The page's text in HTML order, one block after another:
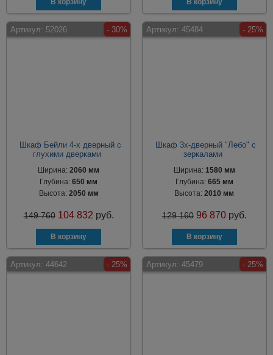
Артикул: 52026 - 30%
Шкаф Бейли 4-х дверный с
глухими дверками
Ширина:2060 мм
Глубина:650 мм
Высота: 2050 мм
149 760 104 832 руб.
Артикул: 45484 - 25%
Шкаф 3х-дверный "Лебо" с
зеркалами
Ширина: 1580 мм
Глубина: 665 мм
Высота:2010 мм
129 160 96 870 руб.
Артикул: 44642 - 25% Артикул: 45479 - 25%